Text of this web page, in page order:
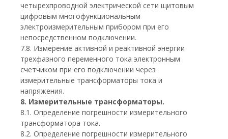
четырехпроводной электрической сети щитовым
цифровым многофункциональным
электроизмерительным прибором при его
непосредственном подключении.
7.8. Измерение активной и реактивной энергии
трехфазного переменного тока электронным
счетчиком при его подключении через
измерительные трансформаторы тока и
напряжения.
8. Измерительные трансформаторы.
8.1. Определение погрешности измерительного
трансформатора тока.
8.2. Определение погрешности измерительного